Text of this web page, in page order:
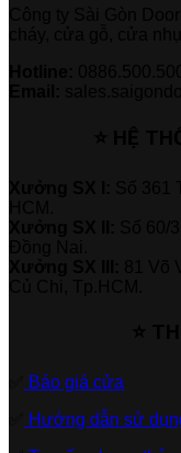
Báo giá cửa
Hướng dẫn sử